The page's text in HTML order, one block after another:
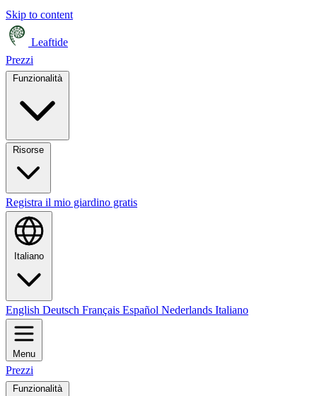
Skip to content
Leaftide
Prezzi
Funzionalità
Registra il mio giardino gratis
Italiano
English Deutsch Français Español Nederlands Italiano
Menu
Prezzi
Funzionalità